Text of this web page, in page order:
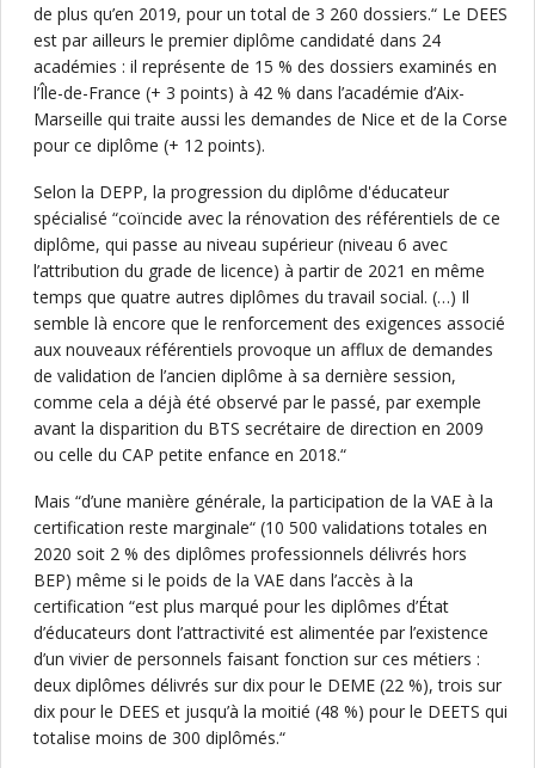
de plus qu’en 2019, pour un total de 3 260 dossiers.“ Le DEES
est par ailleurs le premier diplôme candidaté dans 24
académies : il représente de 15 % des dossiers examinés en
l’Île-de-France (+ 3 points) à 42 % dans l’académie d’Aix-
Marseille qui traite aussi les demandes de Nice et de la Corse
pour ce diplôme (+ 12 points).
Selon la DEPP, la progression du diplôme d'éducateur
spécialisé “coïncide avec la rénovation des référentiels de ce
diplôme, qui passe au niveau supérieur (niveau 6 avec
l’attribution du grade de licence) à partir de 2021 en même
temps que quatre autres diplômes du travail social. (…) Il
semble là encore que le renforcement des exigences associé
aux nouveaux référentiels provoque un afflux de demandes
de validation de l’ancien diplôme à sa dernière session,
comme cela a déjà été observé par le passé, par exemple
avant la disparition du BTS secrétaire de direction en 2009
ou celle du CAP petite enfance en 2018.“
Mais “d’une manière générale, la participation de la VAE à la
certification reste marginale“ (10 500 validations totales en
2020 soit 2 % des diplômes professionnels délivrés hors
BEP) même si le poids de la VAE dans l’accès à la
certification “est plus marqué pour les diplômes d’État
d’éducateurs dont l’attractivité est alimentée par l’existence
d’un vivier de personnels faisant fonction sur ces métiers :
deux diplômes délivrés sur dix pour le DEME (22 %), trois sur
dix pour le DEES et jusqu’à la moitié (48 %) pour le DEETS qui
totalise moins de 300 diplômés.“